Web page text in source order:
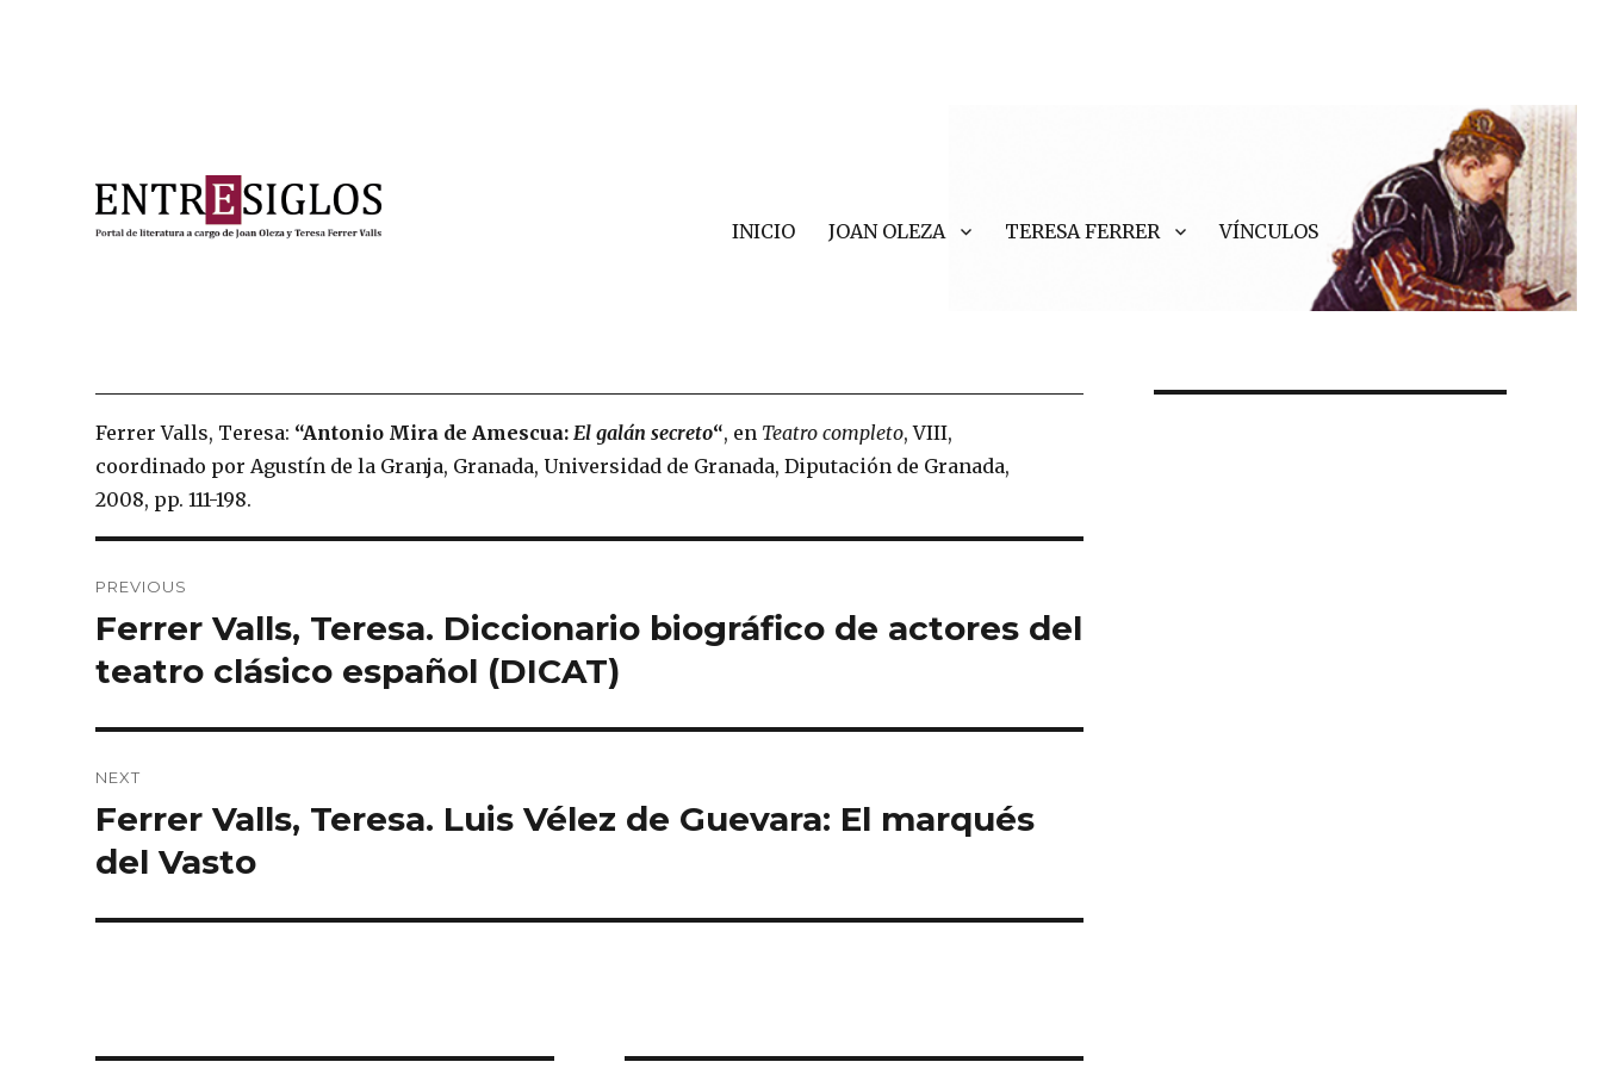
INICIO JOAN OLEZA TERESA FERRER VÍNCULOS
Ferrer Valls, Teresa: “Antonio Mira de Amescua: El galán secreto“, en Teatro completo, VIII,
coordinado por Agustín de la Granja, Granada, Universidad de Granada, Diputación de Granada,
2008, pp. 111-198.
navigation
PREVIOUS
Previous
post:
Ferrer Valls, Teresa. Diccionario biográfico de actores del
teatro clásico español (DICAT)
NEXT
Next
post:
Ferrer Valls, Teresa. Luis Vélez de Guevara: El marqués
del Vasto